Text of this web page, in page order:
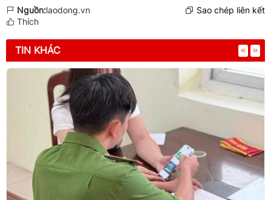
Nguồn:laodong.vn
Sao chép liên kết
Thích
TIN KHÁC